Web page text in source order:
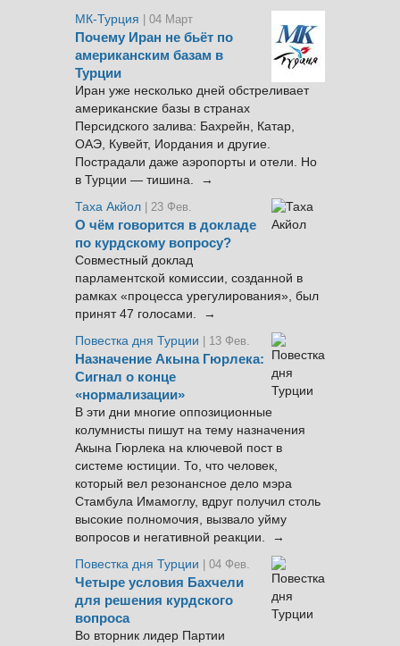
МК-Турция
| 04 Март
Почему Иран не бьёт по
американским базам в
Турции
Иран уже несколько дней обстреливает
американские базы в странах
Персидского залива: Бахрейн, Катар,
ОАЭ, Кувейт, Иордания и другие.
Пострадали даже аэропорты и отели. Но
в Турции — тишина. →
Таха Акйол | 23 Фев.
О чём говорится в докладе
по курдскому вопросу?
Совместный доклад
парламентской комиссии, созданной в
рамках «процесса урегулирования», был
принят 47 голосами. →
Повестка дня Турции
| 13 Фев.
Назначение Акына Гюрлека:
Сигнал о конце
«нормализации»
В эти дни многие оппозиционные
колумнисты пишут на тему назначения
Акына Гюрлека на ключевой пост в
системе юстиции. То, что человек,
который вел резонансное дело мэра
Стамбула Имамоглу, вдруг получил столь
высокие полномочия, вызвало уйму
вопросов и негативной реакции. →
Повестка дня Турции
| 04 Фев.
Четыре условия Бахчели
для решения курдского
вопроса
Во вторник лидер Партии